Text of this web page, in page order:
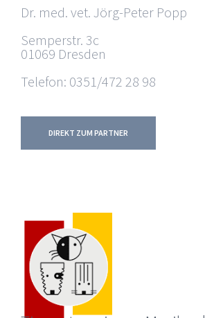
Dr. med. vet. Jörg-Peter Popp
Semperstr. 3c
01069 Dresden
Telefon: 0351/472 28 98
DIREKT ZUM PARTNER